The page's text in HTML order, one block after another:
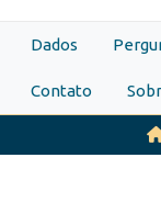
Dados
Contato